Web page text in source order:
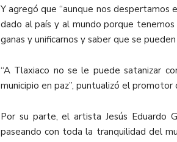
Y agregó que “aunque nos despertamos
dado al país y al mundo porque
ganas y unificarnos y saber que se pueden
“A Tlaxiaco no se le puede satanizar
municipio en paz”, puntualizó el promotor
Por su parte, el artista Jesús Eduardo
paseando con toda la tranquilidad del